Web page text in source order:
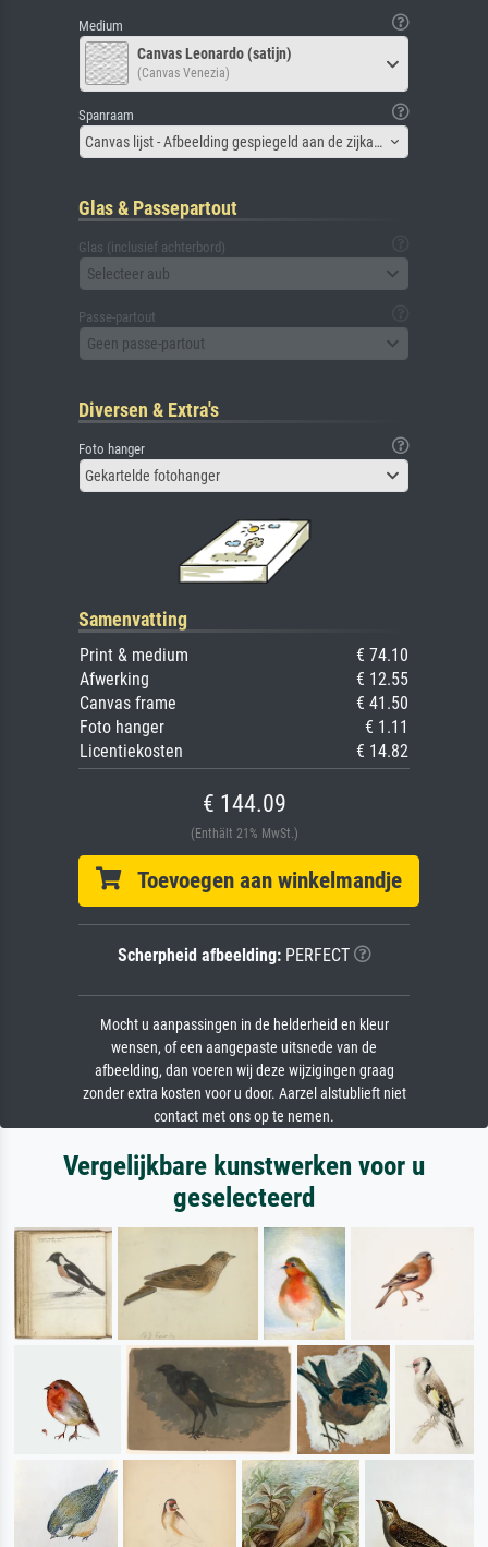
Medium
Canvas Leonardo (satijn)
(Canvas Venezia)
Spanraam
Canvas lijst - Afbeelding gespiegeld aan de zijkant
Glas & Passepartout
Glas (inclusief achterbord)
Selecteer aub
Passe-partout
Geen passe-partout
Diversen & Extra's
Foto hanger
Gekartelde fotohanger
Samenvatting
Print & medium
€ 74.10
Afwerking
€ 12.55
Canvas frame
€ 41.50
Foto hanger
€ 1.11
Licentiekosten
€ 14.82
€ 144.09
(Enthält 21% MwSt.)
Toevoegen aan winkelmandje
Scherpheid afbeelding:PERFECT
Mocht u aanpassingen in de helderheid en kleur
wensen, of een aangepaste uitsnede van de
afbeelding, dan voeren wij deze wijzigingen graag
zonder extra kosten voor u door. Aarzel alstublieft niet
contact met ons op te nemen.
Vergelijkbare kunstwerken voor u
geselecteerd